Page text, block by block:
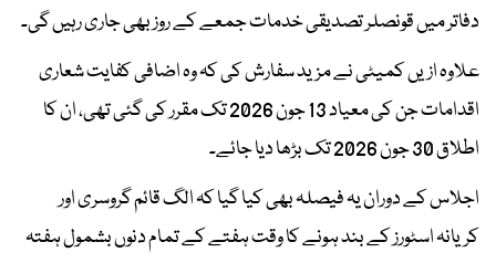
دفاتر میں قونصلر تصدیقی خدمات جمعے کے روز بھی جاری رہیں گی۔
علاوہ ازیں کمیٹی نے مزید سفارش کی کہ وہ اضافی کفایت شعاری
اقدامات جن کی معیاد 13 جون 2026 تک مقرر کی گئی تھی، ان کا
اطلاق 30 جون 2026 تک بڑھا دیا جائے۔
اجلاس کے دوران یہ فیصلہ بھی کیا گیا کہ الگ قائم گروسری اور
کریانہ اسٹورز کے بند ہونے کا وقت ہفتے کے تمام دنوں بشمول ہفتہ